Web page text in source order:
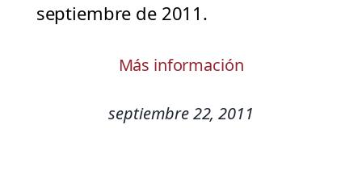
septiembre de 2011.
Más información
septiembre 22, 2011